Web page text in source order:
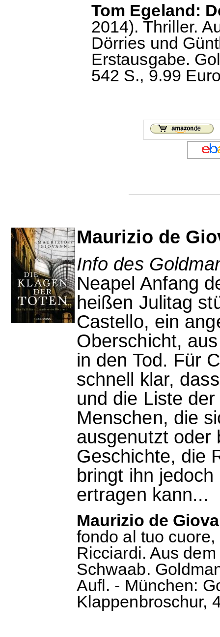
Tom Egeland:
2014). Thriller.
Dörries und
Erstausgabe.
542 S., 9.99
Maurizio de
Info des
Neapel Anfang
heißen Julitag
Castello, ein
Oberschicht,
in den Tod. Für
schnell klar,
und die Liste
Menschen, die
ausgenutzt oder
Geschichte, die
bringt ihn
ertragen kann...
Maurizio de
fondo al tuo
Ricciardi. Aus
Schwaab.
Aufl. - München:
Klappenbroschur,